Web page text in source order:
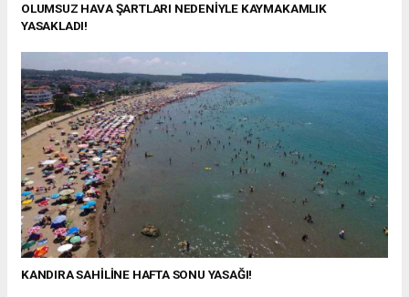
OLUMSUZ HAVA ŞARTLARI NEDENİYLE KAYMAKAMLIK
YASAKLADI!
KANDIRA SAHİLİNE HAFTA SONU YASAĞI!